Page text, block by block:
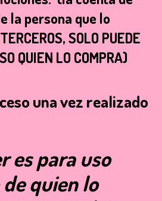
la persona que lo
SOLO PUEDE
QUIEN LO COMPRA)
una vez realizado
es para uso
quien lo